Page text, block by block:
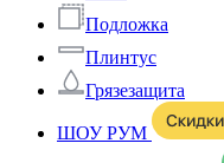
Подложка
Плинтус
Грязезащита
ШОУ РУМ